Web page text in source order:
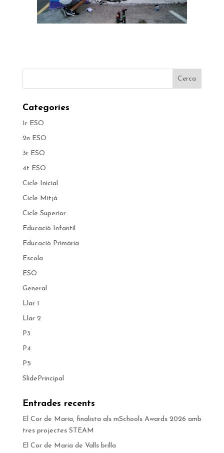
Categories
1r ESO
2n ESO
3r ESO
4t ESO
Cicle Inicial
Cicle Mitjà
Cicle Superior
Educació Infantil
Educació Primària
Escola
ESO
General
Llar 1
Llar 2
P3
P4
P5
SlidePrincipal
Entrades recents
El Cor de Maria, finalista als mSchools Awards 2026 amb
tres projectes STEAM
El Cor de Maria de Valls brilla